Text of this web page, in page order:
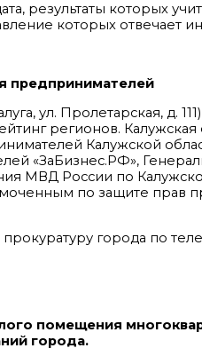
результаты которых
которых отвечает
предпринимателей
ул. Пролетарская, д. 111)
регионов. Калужская
Калужской
«ЗаБизнес.РФ»,
МВД России по
по защите прав
города по
помещения
города.